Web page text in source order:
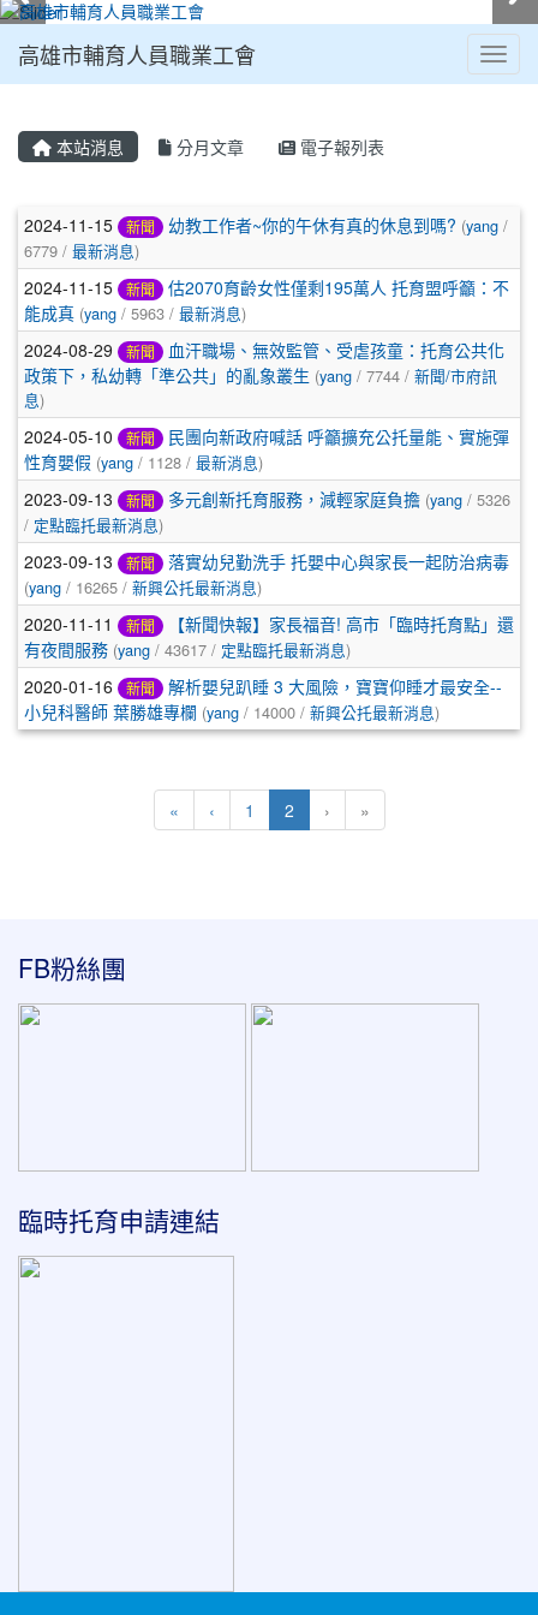
高雄市輔育人員職業工會
本站消息 分月文章 電子報列表
文章列表
2024-11-15 新聞 幼教工作者~你的午休有真的休息到嗎? (yang /
6779 / 最新消息)
2024-11-15 新聞
估2070育齡女性僅剩195萬人 托育盟呼籲：不
能成真 (yang / 5963 / 最新消息)
2024-08-29 新聞
血汗職場、無效監管、受虐孩童：托育公共化
政策下，私幼轉「準公共」的亂象叢生 (yang / 7744 / 新聞/市府訊
息)
2024-05-10 新聞
民團向新政府喊話 呼籲擴充公托量能、實施彈
性育嬰假 (yang / 1128 / 最新消息)
2023-09-13 新聞 多元創新托育服務，減輕家庭負擔 (yang / 5326
/ 定點臨托最新消息)
2023-09-13 新聞 落實幼兒勤洗手 托嬰中心與家長一起防治病毒
(yang / 16265 / 新興公托最新消息)
2020-11-11 新聞
【新聞快報】家長福音! 高市「臨時托育點」還
有夜間服務 (yang / 43617 / 定點臨托最新消息)
2020-01-16 新聞
解析嬰兒趴睡 3 大風險，寶寶仰睡才最安全--
小兒科醫師 葉勝雄專欄 (yang / 14000 / 新興公托最新消息)
« ‹ 1 2(current)
› »
FB粉絲團
臨時托育申請連結